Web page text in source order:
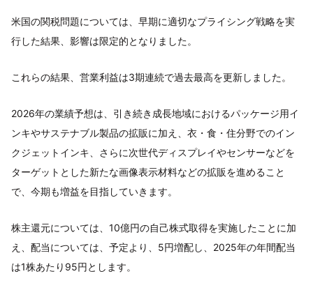
米国の関税問題については、早期に適切なプライシング戦略を実
行した結果、影響は限定的となりました。
これらの結果、営業利益は3期連続で過去最高を更新しました。
2026年の業績予想は、引き続き成長地域におけるパッケージ用イ
ンキやサステナブル製品の拡販に加え、衣・食・住分野でのイン
クジェットインキ、さらに次世代ディスプレイやセンサーなどを
ターゲットとした新たな画像表示材料などの拡販を進めること
で、今期も増益を目指していきます。
株主還元については、10億円の自己株式取得を実施したことに加
え、配当については、予定より、5円増配し、2025年の年間配当
は1株あたり95円とします。